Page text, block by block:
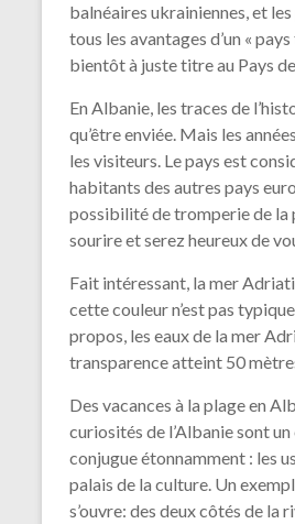
balnéaires ukrainiennes, et
tous les avantages d’un «
bientôt à juste titre au Pays
En Albanie, les traces de
qu’être enviée. Mais les
les visiteurs. Le pays est
habitants des autres pays
possibilité de tromperie de la
sourire et serez heureux de
Fait intéressant, la mer
cette couleur n’est pas
propos, les eaux de la mer
transparence atteint 50
Des vacances à la plage en
curiosités de l’Albanie sont
conjugue étonnamment : les
palais de la culture. Un
s’ouvre: des deux côtés de la